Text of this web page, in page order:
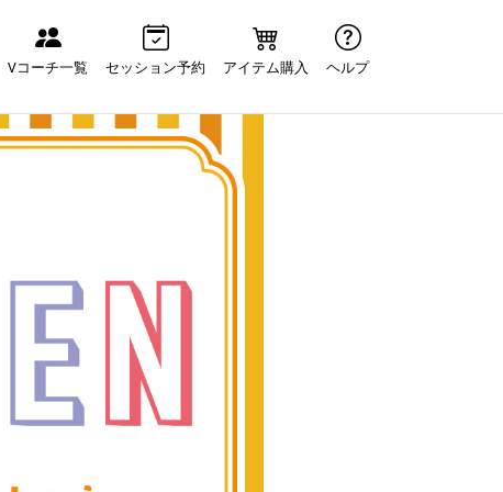
Vコーチ一覧 セッション予約 アイテム購入 ヘルプ